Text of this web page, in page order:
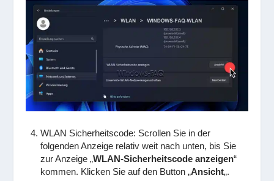
WLAN Sicherheitscode: Scrollen Sie in der
folgenden Anzeige relativ weit nach unten, bis Sie
zur Anzeige „WLAN-Sicherheitscode anzeigen“
kommen. Klicken Sie auf den Button „Ansicht„.